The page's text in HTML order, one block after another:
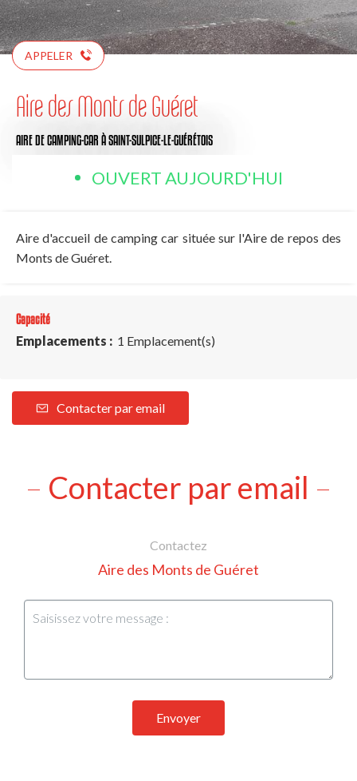
APPELER
Aire des Monts de Guéret
AIRE DE CAMPING-CAR À SAINT-SULPICE-LE-GUÉRÉTOIS
OUVERT AUJOURD'HUI
Aire d'accueil de camping car située sur l'Aire de repos des
Monts de Guéret.
Capacité
Emplacements : 1 Emplacement(s)
Contacter par email
Contacter par email
Contactez
Aire des Monts de Guéret
Envoyer